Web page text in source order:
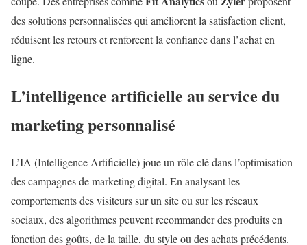
des solutions personnalisées qui améliorent la satisfaction client,
réduisent les retours et renforcent la confiance dans l’achat en
ligne.
L’intelligence artificielle au service du
marketing personnalisé
L’IA (Intelligence Artificielle) joue un rôle clé dans l’optimisation
des campagnes de marketing digital. En analysant les
comportements des visiteurs sur un site ou sur les réseaux
sociaux, des algorithmes peuvent recommander des produits en
fonction des goûts, de la taille, du style ou des achats précédents.